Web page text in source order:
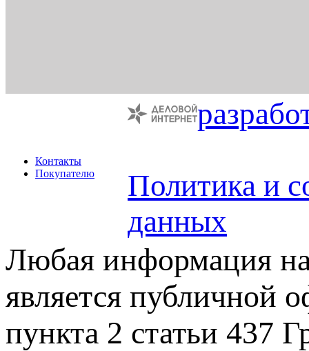
Контакты
Покупателю
Политика и
данных
Любая информация на
является публичной
пункта 2 статьи 437